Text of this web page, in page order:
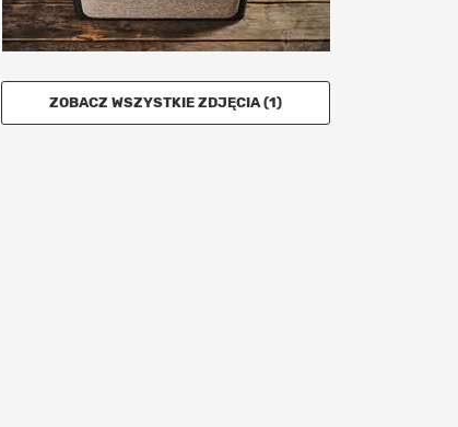
ZOBACZ WSZYSTKIE ZDJĘCIA (1)